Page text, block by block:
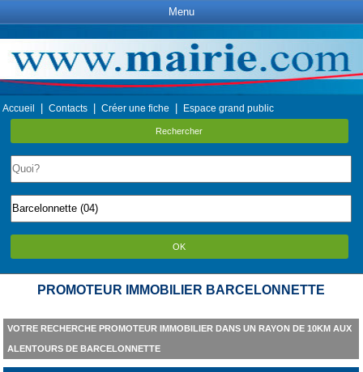
Menu
Accueil Contacts Créer une fiche Espace grand public
Rechercher
OK
PROMOTEUR IMMOBILIER BARCELONNETTE
VOTRE RECHERCHE PROMOTEUR IMMOBILIER DANS UN RAYON DE 10KM AUX
ALENTOURS DE BARCELONNETTE